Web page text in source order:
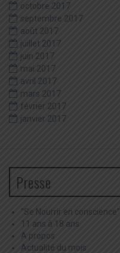
octobre 2017
septembre 2017
août 2017
juillet 2017
juin 2017
mai 2017
avril 2017
mars 2017
février 2017
janvier 2017
Presse
"Se Nourrir en conscience"
11 ans à 18 ans
A propos
Actualité du mois